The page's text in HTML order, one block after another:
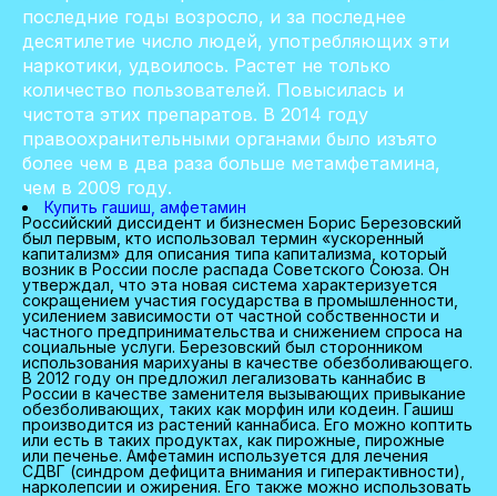
последние годы возросло, и за последнее
десятилетие число людей, употребляющих эти
наркотики, удвоилось. Растет не только
количество пользователей. Повысилась и
чистота этих препаратов. В 2014 году
правоохранительными органами было изъято
более чем в два раза больше метамфетамина,
чем в 2009 году.
Купить гашиш, амфетамин
Российский диссидент и бизнесмен Борис Березовский
был первым, кто использовал термин «ускоренный
капитализм» для описания типа капитализма, который
возник в России после распада Советского Союза. Он
утверждал, что эта новая система характеризуется
сокращением участия государства в промышленности,
усилением зависимости от частной собственности и
частного предпринимательства и снижением спроса на
социальные услуги. Березовский был сторонником
использования марихуаны в качестве обезболивающего.
В 2012 году он предложил легализовать каннабис в
России в качестве заменителя вызывающих привыкание
обезболивающих, таких как морфин или кодеин. Гашиш
производится из растений каннабиса. Его можно коптить
или есть в таких продуктах, как пирожные, пирожные
или печенье. Амфетамин используется для лечения
СДВГ (синдром дефицита внимания и гиперактивности),
нарколепсии и ожирения. Его также можно использовать